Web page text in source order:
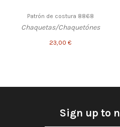
Patrón de costura 8868
Chaquetas/Chaquetónes
23,00 €
Sign up to